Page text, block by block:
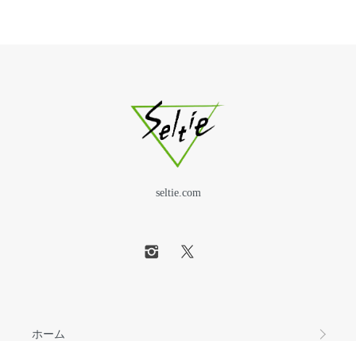
seltie.com
ホーム